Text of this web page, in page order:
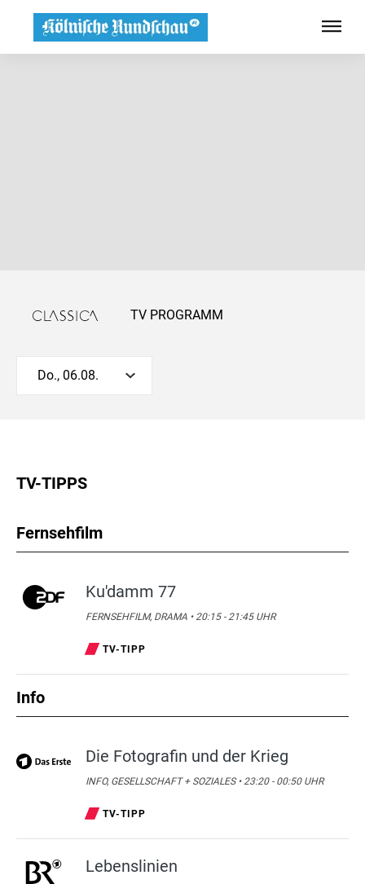
TV PROGRAMM
Do., 06.08.
TV-TIPPS
Fernsehfilm
Ku'damm 77
FERNSEHFILM, DRAMA • 20:15 - 21:45 UHR
TV-TIPP
Info
Die Fotografin und der Krieg
INFO, GESELLSCHAFT + SOZIALES • 23:20 - 00:50 UHR
TV-TIPP
Lebenslinien